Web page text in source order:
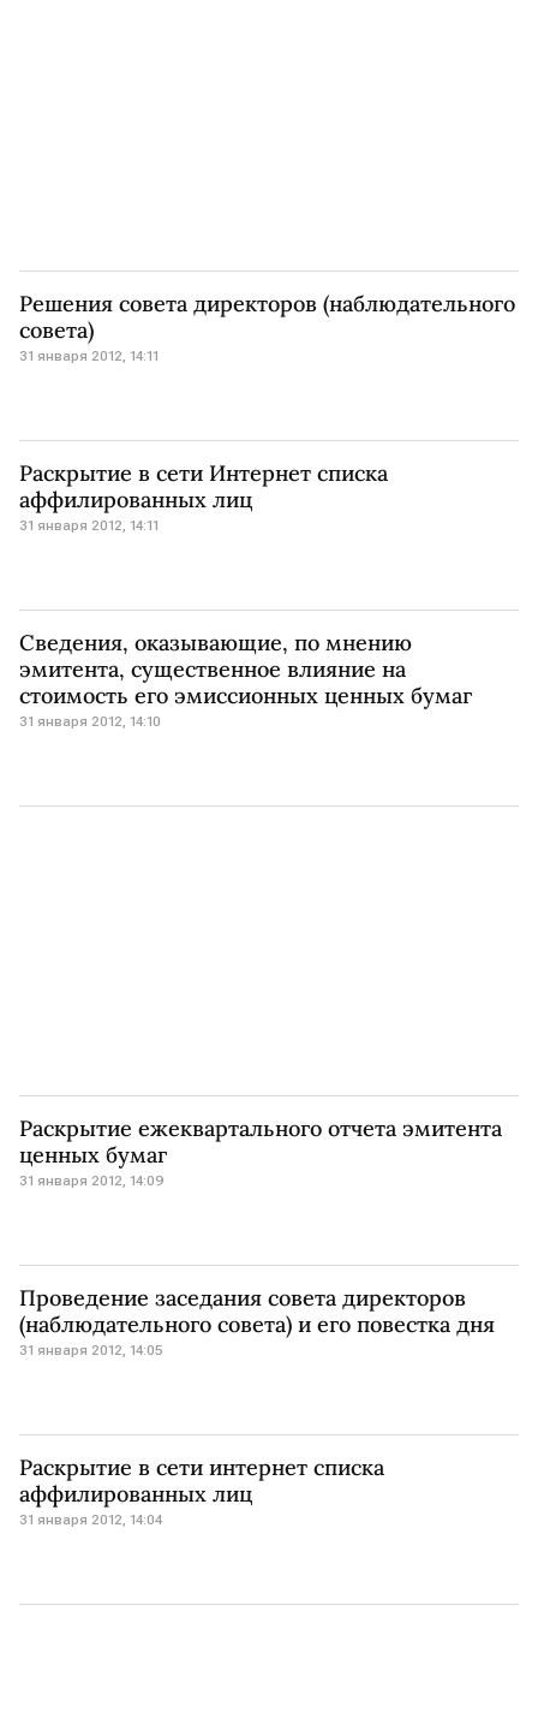
Решения совета директоров (наблюдательного
совета)
31 января 2012, 14:11
Раскрытие в сети Интернет списка
аффилированных лиц
31 января 2012, 14:11
Сведения, оказывающие, по мнению
эмитента, существенное влияние на
стоимость его эмиссионных ценных бумаг
31 января 2012, 14:10
Раскрытие ежеквартального отчета эмитента
ценных бумаг
31 января 2012, 14:09
Проведение заседания совета директоров
(наблюдательного совета) и его повестка дня
31 января 2012, 14:05
Раскрытие в сети интернет списка
аффилированных лиц
31 января 2012, 14:04